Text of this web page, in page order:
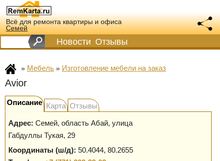
Всё для ремонта квартиры и офиса
Семей
Новости Отзывы
» Мебель » Изготовление мебели на заказ
Avior
Описание Карта Отзывы
Адрес: Семей, область Абай, улица
Габдуллы Тукая, 29
Координаты (ш/д): 50.4044, 80.2655